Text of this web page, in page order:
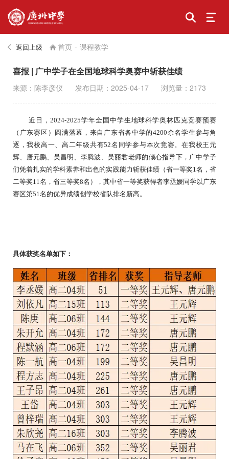
返回上级 首页 - 课程教学
喜报 | 广中学子在全国地球科学奥赛中斩获佳绩
来源：陈李彦仪 发布日期：2025-04-17 浏览量：2173
近日， 2024-2025学年全国中学生地球科学奥林匹克竞赛预赛
（广东赛区）圆满落幕，来自广东省各中学的4200余名学生参与角
逐，我校高一、高二年级共有52名同学参与本次竞赛。在我校王元
辉、唐元鹏、吴昌明、李腾波、吴丽君老师的倾心指导下，广中学子
们凭着扎实的学科素养和出色的实践能力斩获佳绩（省一等奖1名，省
二等奖11名，省三等奖8名），其中省一等奖获得者李丞媛同学以广东
赛区第51名的优异成绩创学校省队排名新高。
具体获奖名单如下：